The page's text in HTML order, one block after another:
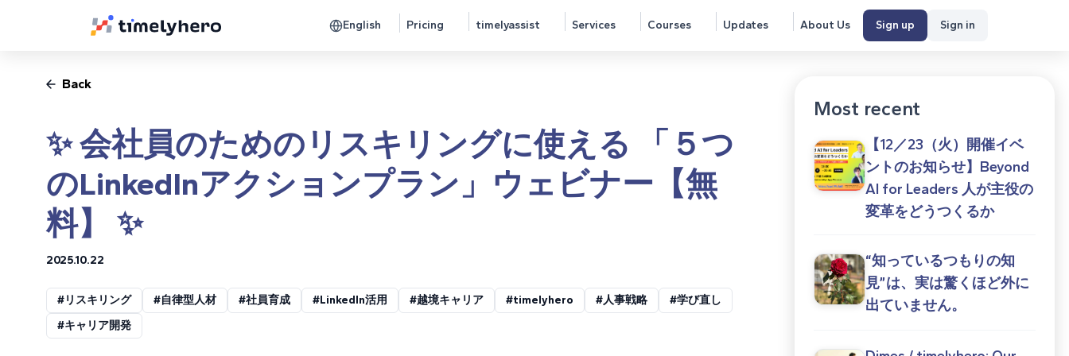
English Pricing timelyassist Services Courses Updates About Us Sign up Sign in
Back
✨ 会社員のためのリスキリングに使える 「５つ
のLinkedInアクションプラン」ウェビナー【無
料】 ✨
2025.10.22
#リスキリング #自律型人材 #社員育成 #LinkedIn活用 #越境キャリア #timelyhero #人事戦略
#学び直し
#キャリア開発
Most recent
【12／23（火）開催イベ
ントのお知らせ】Beyond
AI for Leaders 人が主役の
変革をどうつくるか
“知っているつもりの知
見”は、実は驚くほど外に
出ていません。